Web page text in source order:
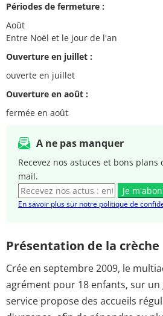
Périodes de fermeture :
Août
Entre Noël et le jour de l'an
Ouverture en juillet :
ouverte en juillet
Ouverture en août :
fermée en août
A ne pas manquer
Recevez nos astuces et bons
mail.
Je
En savoir plus sur notre politique de
Présentation de la crèche
Crée en septembre 2009, le
agrément pour 18 enfants, sur
service propose des accueils